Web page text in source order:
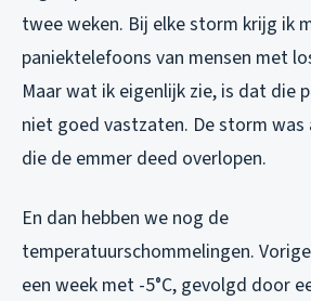
twee weken. Bij elke storm krijg ik
paniektelefoons van mensen met
Maar wat ik eigenlijk zie, is dat die
niet goed vastzaten. De storm was
die de emmer deed overlopen.
En dan hebben we nog de
temperatuurschommelingen.
een week met -5°C, gevolgd door